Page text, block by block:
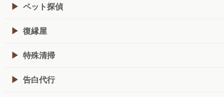
ペット探偵
復縁屋
特殊清掃
告白代行